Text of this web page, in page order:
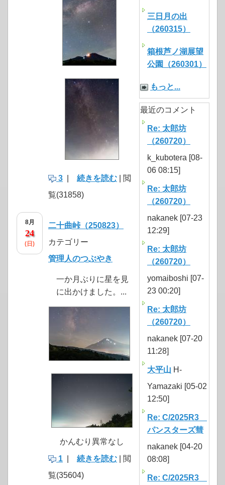
3 続きを読む | 閲
覧(31858)
8月
24
(日)
二十曲峠（250823）
カテゴリー
管理人のつぶやき
一か月ぶりに星を見
に出かけました。...
かんむり異常なし
1
続きを読む | 閲
覧(35604)
三日月の出
（260315）
箱根芦ノ湖展望
公園（260301）
もっと...
最近のコメント
Re: 太郎坊
（260720）
k_kubotera [08-
06 08:15]
Re: 太郎坊
（260720）
nakanek [07-23
12:29]
Re: 太郎坊
（260720）
yomaiboshi [07-
23 00:20]
Re: 太郎坊
（260720）
nakanek [07-20
11:28]
大平山 H-
Yamazaki [05-02
12:50]
Re: C/2025R3
パンスターズ彗
nakanek [04-20
08:08]
Re: C/2025R3